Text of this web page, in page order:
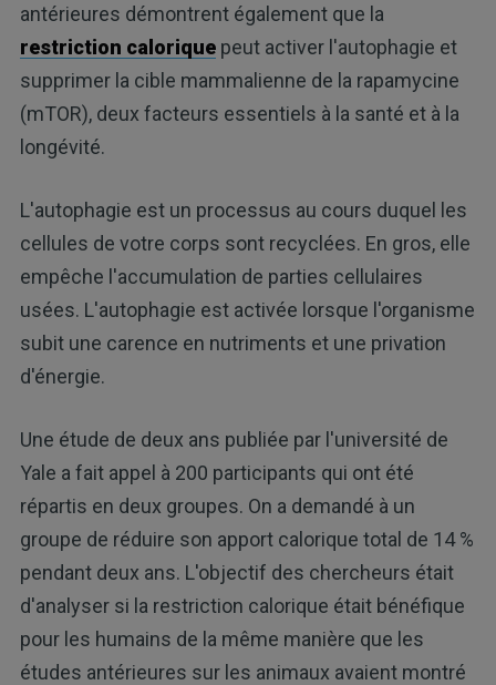
antérieures démontrent également que la
restriction caloriquepeut activer l'autophagie et
supprimer la cible mammalienne de la rapamycine
(mTOR), deux facteurs essentiels à la santé et à la
longévité.
L'autophagie est un processus au cours duquel les
cellules de votre corps sont recyclées. En gros, elle
empêche l'accumulation de parties cellulaires
usées. L'autophagie est activée lorsque l'organisme
subit une carence en nutriments et une privation
d'énergie.
Une étude de deux ans publiée par l'université de
Yale a fait appel à 200 participants qui ont été
répartis en deux groupes. On a demandé à un
groupe de réduire son apport calorique total de 14 %
pendant deux ans. L'objectif des chercheurs était
d'analyser si la restriction calorique était bénéfique
pour les humains de la même manière que les
études antérieures sur les animaux avaient montré